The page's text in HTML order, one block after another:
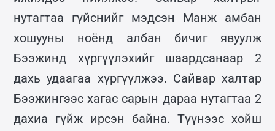
нутагтаа гүйснийг мэдсэн Манж амбан
хошууны ноёнд албан бичиг явуулж
Бээжинд хүргүүлэхийг шаардсанаар 2
дахь удаагаа хүргүүлжээ. Сайвар халтар
Бээжингээс хагас сарын дараа нутагтаа 2
дахиа гүйж ирсэн байна. Түүнээс хойш